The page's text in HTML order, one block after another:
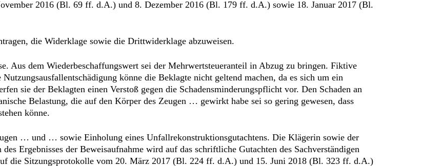
2016 (Bl. 69 ff. d.A.) und 8. Dezember 2016 (Bl. 179 ff. d.A.) sowie 18. Januar 2017 (Bl.
die Widerklage sowie die Drittwiderklage abzuweisen.
Aus dem Wiederbeschaffungswert sei der Mehrwertsteueranteil in Abzug zu bringen. Fiktive
könne die Beklagte nicht geltend machen, da es sich um ein
sie der Beklagten einen Verstoß gegen die Schadensminderungspflicht vor. Den Schaden an
Belastung, die auf den Körper des Zeugen … gewirkt habe sei so gering gewesen, dass
könne.
… und … sowie Einholung eines Unfallrekonstruktionsgutachtens. Die Klägerin sowie der
Ergebnisses der Beweisaufnahme wird auf das schriftliche Gutachten des Sachverständigen
die Sitzungsprotokolle vom 20. März 2017 (Bl. 224 ff. d.A.) und 15. Juni 2018 (Bl. 323 ff. d.A.)